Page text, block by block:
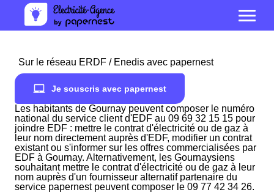
Sur le réseau ERDF / Enedis avec papernest
Je souscris avec papernest
Les habitants de Gournay peuvent composer le numéro
national du service client d'EDF au 09 69 32 15 15 pour
joindre EDF : mettre le contrat d'électricité ou de gaz à
leur nom directement auprès d'EDF, modifier un contrat
existant ou s'informer sur les offres commercialisées par
EDF à Gournay. Alternativement, les Gournaysiens
souhaitant mettre le contrat d'électricité ou de gaz à leur
nom auprès d'un fournisseur alternatif partenaire du
service papernest peuvent composer le 09 77 42 34 26.